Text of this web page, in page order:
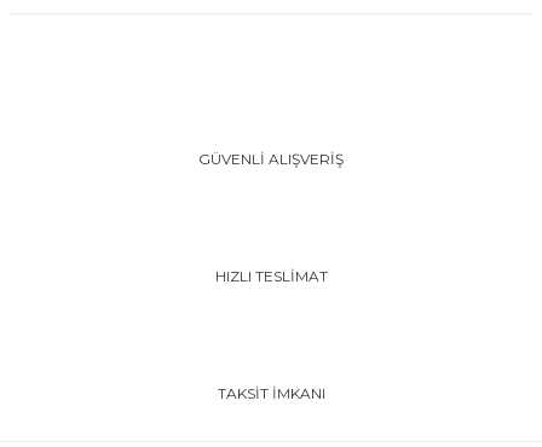
GÜVENLİ ALIŞVERİŞ
HIZLI TESLİMAT
TAKSİT İMKANI